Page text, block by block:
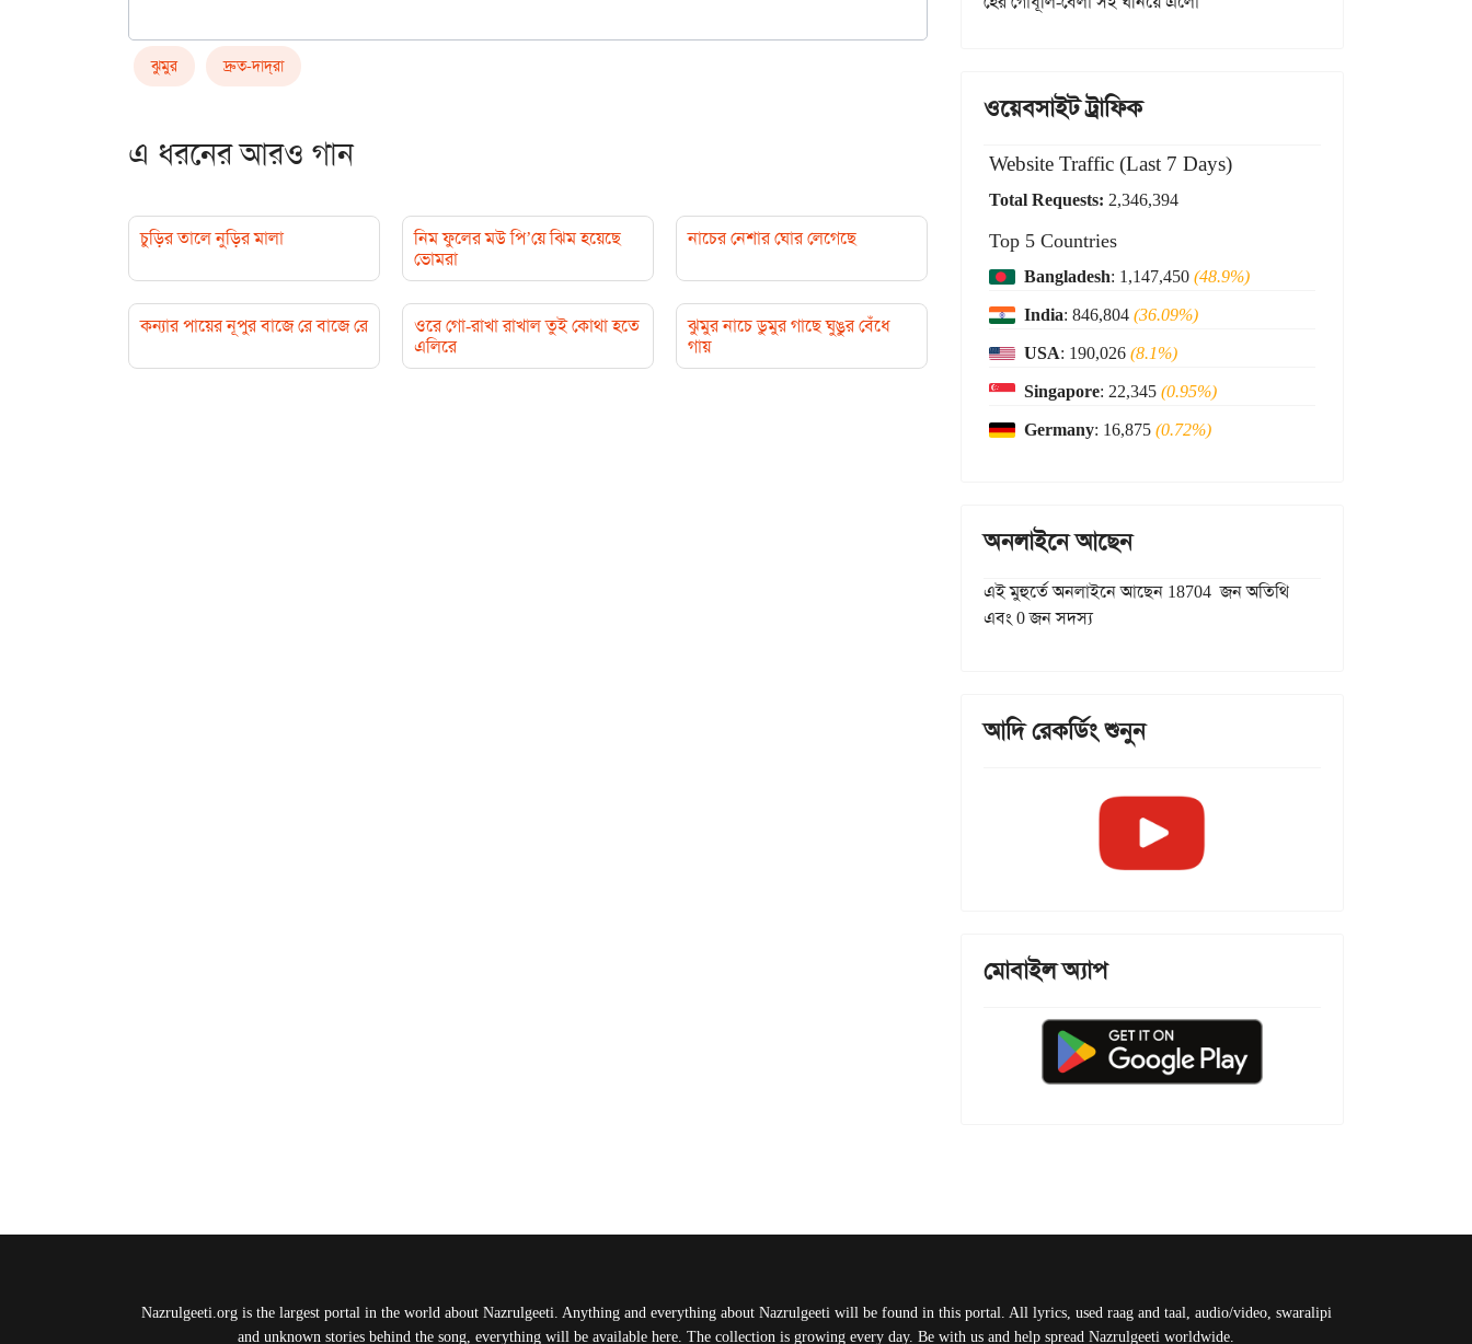
ঝুমুর দ্রুত-দাদ্‌রা
এ ধরনের আরও গান
চুড়ির তালে নুড়ির মালা
নিম ফুলের মউ পি’য়ে ঝিম হয়েছে
ভোমরা
নাচের নেশার ঘোর লেগেছে
কন্যার পায়ের নূপুর বাজে রে বাজে রে
ওরে গো-রাখা রাখাল তুই কোথা হতে
এলিরে
ঝুমুর নাচে ডুমুর গাছে ঘুঙুর বেঁধে
গায়
ওয়েবসাইট ট্রাফিক
Website Traffic (Last 7 Days)
Total Requests: 2,346,394
Top 5 Countries
Bangladesh: 1,147,450(48.9%)
India: 846,804(36.09%)
USA: 190,026(8.1%)
Singapore: 22,345(0.95%)
Germany: 16,875(0.72%)
অনলাইনে আছেন
এই মুহুর্তে অনলাইনে আছেন 18704 জন অতিথি
এবং 0 জন সদস্য
আদি রেকর্ডিং শুনুন
মোবাইল অ্যাপ
Nazrulgeeti.org is the largest portal in the world about Nazrulgeeti. Anything and everything about Nazrulgeeti will be found in this portal. All lyrics, used raag and taal, audio/video, swaralipi
and unknown stories behind the song, everything will be available here. The collection is growing every day. Be with us and help spread Nazrulgeeti worldwide.